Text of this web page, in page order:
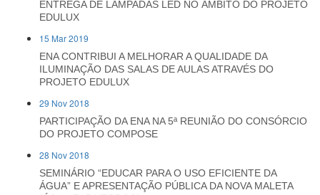
ENTREGA DE LÂMPADAS LED NO ÂMBITO DO PROJETO
EDULUX
15 Mar 2019
ENA CONTRIBUI A MELHORAR A QUALIDADE DA
ILUMINAÇÃO DAS SALAS DE AULAS ATRAVÉS DO
PROJETO EDULUX
29 Nov 2018
PARTICIPAÇÃO DA ENA NA 5ª REUNIÃO DO CONSÓRCIO
DO PROJETO COMPOSE
28 Nov 2018
SEMINÁRIO “EDUCAR PARA O USO EFICIENTE DA
ÁGUA” E APRESENTAÇÃO PÚBLICA DA NOVA MALETA